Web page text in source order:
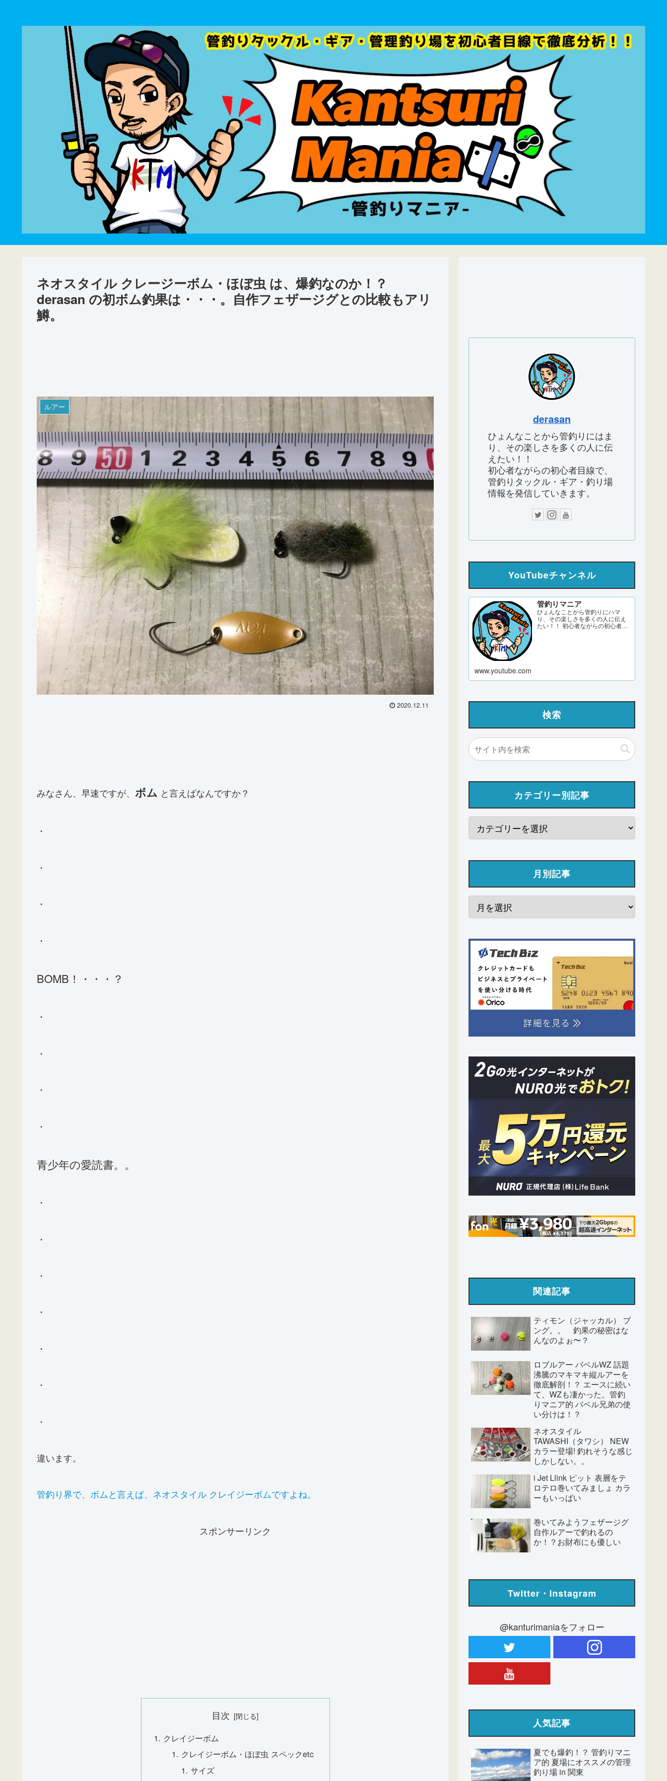
ネオスタイル クレージーボム・ほぼ虫 は、爆釣なのか！？
derasan の初ボム釣果は・・・。自作フェザージグとの比較もアリ
鱒。
ルアー
2020.12.11
みなさん、早速ですが、 ボム と言えばなんですか？
・
・
・
・
BOMB！・・・？
・
・
・
・
青少年の愛読書。。
・
・
・
・
・
・
・
違います。
管釣り界で、ボムと言えば、ネオスタイル クレイジーボムですよね。
スポンサーリンク
目次
クレイジーボム
クレイジーボム・ほぼ虫 スペックetc
サイズ
derasan
ひょんなことから管釣りにはま
り、その楽しさを多くの人に伝
えたい！！
初心者ながらの初心者目線で、
管釣りタックル・ギア・釣り場
情報を発信していきます。
YouTubeチャンネル
管釣りマニア
ひょんなことから管釣りにハマ
り、その楽しさを多くの人に伝え
たい！！ 初心者ながらの初心者目
www.youtube.com
検索
カテゴリー別記事
月別記事
関連記事
ティモン（ジャッカル） ブ
ング。。 釣果の秘密はな
んなのよぉ〜？
ロブルアー バベルWZ 話題
沸騰のマキマキ縦ルアーを
徹底解剖！？ エースに続い
て、WZも凄かった。管釣
りマニア的 バベル兄弟の使
い分けは！？
ネオスタイル
TAWASHI（タワシ） NEW
カラー登場! 釣れそうな感じ
しかしない。。
i Jet Llink ピット 表層をテ
ロテロ巻いてみましょ カラ
ーもいっぱい
巻いてみようフェザージグ
自作ルアーで釣れるの
か！？お財布にも優しい
Twitter・Instagram
@kanturimaniaをフォロー
人気記事
夏でも爆釣！？ 管釣りマニ
ア的 夏場にオススメの管理
釣り場 in 関東